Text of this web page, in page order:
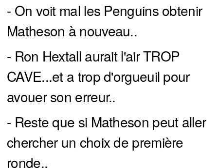
- On voit mal les Penguins obtenir
Matheson à nouveau..
- Ron Hextall aurait l'air TROP
CAVE...et a trop d'orgueuil pour
avouer son erreur..
- Reste que si Matheson peut aller
chercher un choix de première
ronde..